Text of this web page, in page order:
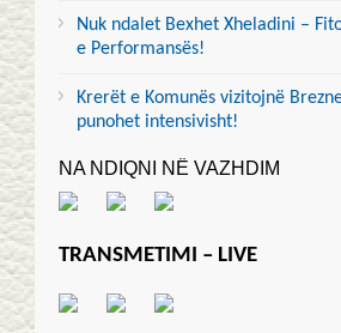
Nuk ndalet Bexhet Xheladini –
e Performansës!
Krerët e Komunës vizitojnë
punohet intensivisht!
NA NDIQNI NË VAZHDIM
TRANSMETIMI – LIVE